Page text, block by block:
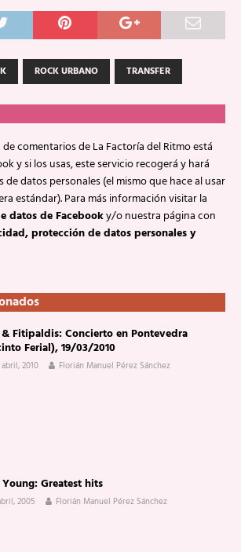
ROCK URBANO TRANSFER
de comentarios de La Factoría del Ritmo está
y si los usas, este servicio recogerá y hará
datos personales (el mismo que hace al usar
estándar). Para más información visitar la
datos de Facebooky/o nuestra página con
protección de datos personales y
Fitipaldis: Concierto en Pontevedra
Ferial), 19/03/2010
2010 Florián Manuel Pérez Sánchez
Greatest hits
2005 Florián Manuel Pérez Sánchez